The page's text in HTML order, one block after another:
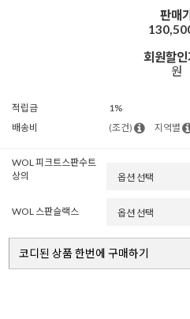
판매
회원할인
원
적립금
1%
배송비
(조건) 지역별
WOL 피크트스판수트
상의
WOL 스판슬랙스
코디된 상품 한번에 구매하기